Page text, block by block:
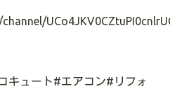
キュート#エアコン#リフォ